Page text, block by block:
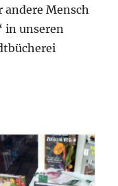
Mensch
in unseren